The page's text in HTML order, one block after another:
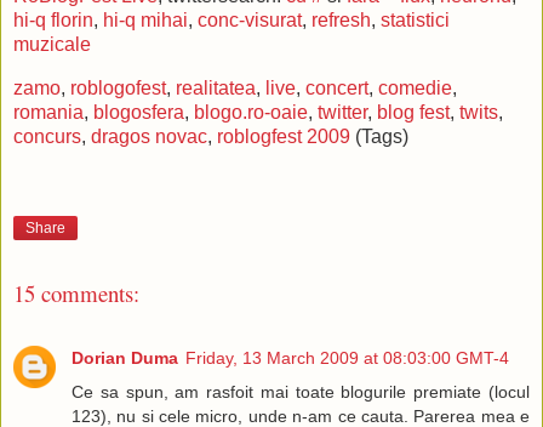
hi-q florin, hi-q mihai, conc-visurat, refresh, statistici
muzicale
zamo, roblogofest, realitatea, live, concert, comedie,
romania, blogosfera, blogo.ro-oaie, twitter, blog fest, twits,
concurs, dragos novac, roblogfest 2009 (Tags)
Share
15 comments:
Dorian Duma Friday, 13 March 2009 at 08:03:00 GMT-4
Ce sa spun, am rasfoit mai toate blogurile premiate (locul
123), nu si cele micro, unde n-am ce cauta. Parerea mea e